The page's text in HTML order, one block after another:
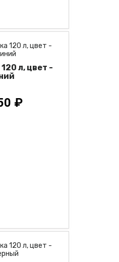
л, цвет -
₽